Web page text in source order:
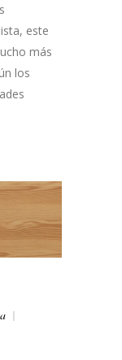
este
más
los